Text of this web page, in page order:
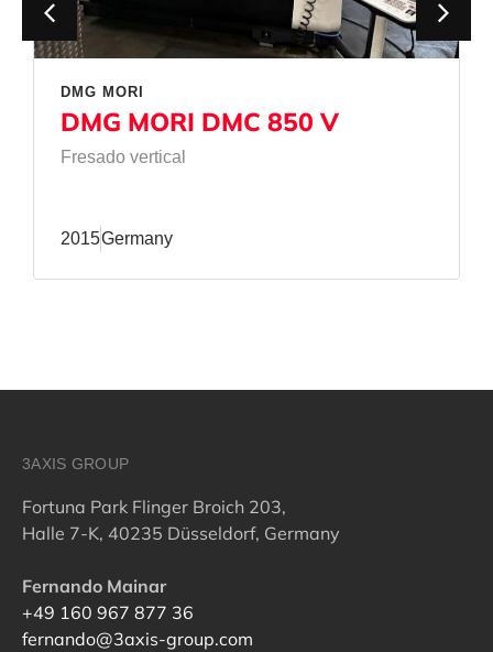
DMG MORI
DMG MORI DMC 850 V
Fresado vertical
2015Germany
3AXIS GROUP
Fortuna Park Flinger Broich 203,
Halle 7-K, 40235 Düsseldorf, Germany
Fernando Mainar
+49 160 967 877 36
fernando@3axis-group.com